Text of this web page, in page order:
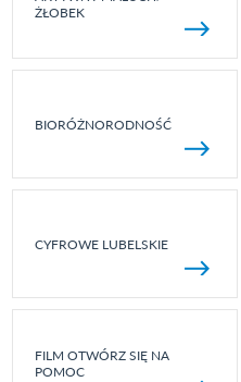
ŻŁOBEK
BIORÓŻNORODNOŚĆ
CYFROWE LUBELSKIE
FILM OTWÓRZ SIĘ NA
POMOC